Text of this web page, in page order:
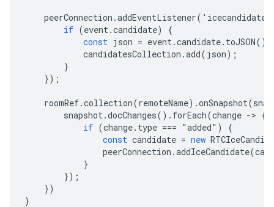
peerConnection .addEventListener( ' icecandidate
if (event.candidate)
{
const json = event.candidate. toJSON();
candidatesCollection .add( json);
}
});
roomRef.collection(remoteName).onSnapshot(
snapshot.docChanges(). forEach(change -> {
if (change. type === "added" )
{
const candidate = new
peerConnection .addIceCandidate(
}
});
})
}